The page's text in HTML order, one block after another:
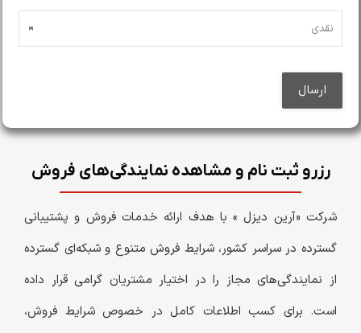
رزرو ثبت نام و مشاهده نمایندگی‌های فروش
شرکت «آرین دیزل » با هدف ارائه خدمات فروش و پشتیبانی
گسترده در سراسر کشور، شرایط فروش متنوع و شبکه‌ای گسترده
از نمایندگی‌های مجاز را در اختیار مشتریان گرامی قرار داده
است. برای کسب اطلاعات کامل در خصوص شرایط فروش،